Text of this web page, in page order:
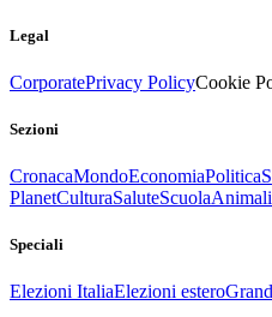
Legal
CorporatePrivacy PolicyCookie
Sezioni
CronacaMondoEconomiaPolitica
PlanetCulturaSaluteScuolaAnimali
Speciali
Elezioni ItaliaElezioni estero